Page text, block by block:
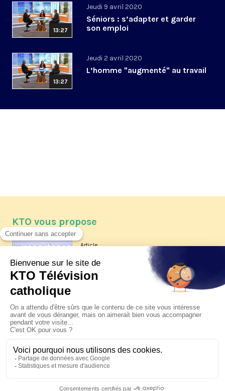
13:27
Jeudi 9 avril 2020
Séniors : s’adapter et garder
son emploi
13:27
Jeudi 2 avril 2020
L’homme "augmenté" au travail
KTO vous propose
Article
Les reportages d'été 2026 de KTO
La visite pastorale du pape Léon
XIV à Assise à suivre sur KTO le
jeudi 6 août
Le pape en Uruguay, Argentine et
Pérou du 6 au 17 novembre 2026